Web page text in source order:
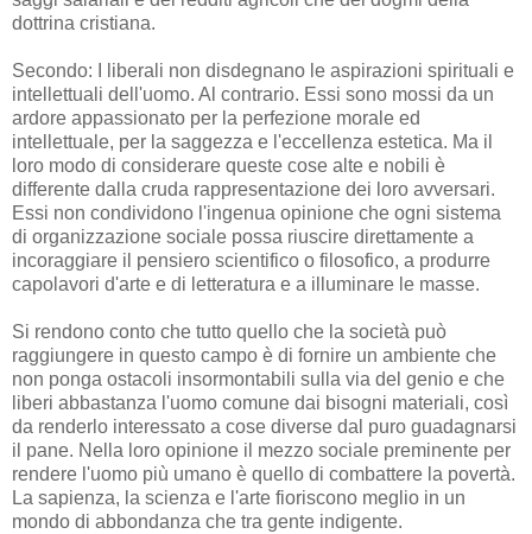
dottrina cristiana.
Secondo: I liberali non disdegnano le aspirazioni spirituali e
intellettuali dell'uomo. Al contrario. Essi sono mossi da un
ardore appassionato per la perfezione morale ed
intellettuale, per la saggezza e l'eccellenza estetica. Ma il
loro modo di considerare queste cose alte e nobili è
differente dalla cruda rappresentazione dei loro avversari.
Essi non condividono l'ingenua opinione che ogni sistema
di organizzazione sociale possa riuscire direttamente a
incoraggiare il pensiero scientifico o filosofico, a produrre
capolavori d'arte e di letteratura e a illuminare le masse.
Si rendono conto che tutto quello che la società può
raggiungere in questo campo è di fornire un ambiente che
non ponga ostacoli insormontabili sulla via del genio e che
liberi abbastanza l'uomo comune dai bisogni materiali, così
da renderlo interessato a cose diverse dal puro guadagnarsi
il pane. Nella loro opinione il mezzo sociale preminente per
rendere l'uomo più umano è quello di combattere la povertà.
La sapienza, la scienza e l'arte fioriscono meglio in un
mondo di abbondanza che tra gente indigente.